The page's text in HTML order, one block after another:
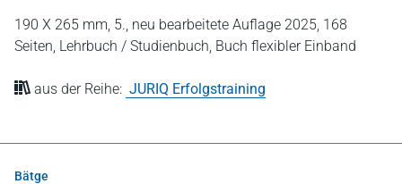
190 X 265 mm, 5., neu bearbeitete Auflage 2025, 168
Seiten, Lehrbuch / Studienbuch, Buch flexibler Einband
aus der Reihe: JURIQ Erfolgstraining
Bätge